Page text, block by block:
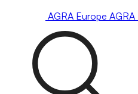
AGRA Europe AGRA